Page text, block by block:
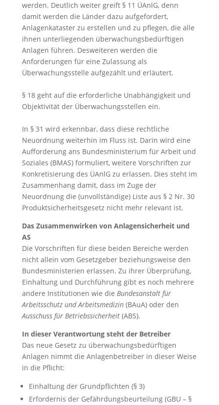
werden. Deutlich weiter greift § 11 ÜAnlG, denn
damit werden die Länder dazu aufgefordert,
Anlagenkataster zu erstellen und zu pflegen, die alle
ihnen unterliegenden überwachungsbedürftigen
Anlagen führen. Desweiteren werden die
Anforderungen für eine Zulassung als
Überwachungsstelle aufgezählt und erläutert.
§ 18 geht auf die erforderliche Unabhängigkeit und
Objektivität der Überwachungsstellen ein.
In § 31 wird erkennbar, dass diese rechtliche
Neuordnung weiterhin im Fluss ist. Darin wird eine
Aufforderung ans Bundesministerium für Arbeit und
Soziales (BMAS) formuliert, weitere Vorschriften zur
Konkretisierung des ÜAnlG zu erlassen. Dies steht im
Zusammenhang damit, dass im Zuge der
Neuordnung die (unvollständige) Liste aus § 2 Nr. 30
Produktsicherheitsgesetz nicht mehr relevant ist.
Das Zusammenwirken von Anlagensicherheit und
AS
Die Vorschriften für diese beiden Bereiche werden
nicht allein vom Gesetzgeber beziehungsweise den
Bundesministerien erlassen. Zu ihrer Überprüfung,
Einhaltung und Durchführung gibt es noch mehrere
andere Institutionen wie die Bundesanstalt für
Arbeitsschutz und Arbeitsmedizin(BAuA) oder den
Ausschuss für Betriebssicherheit(ABS).
In dieser Verantwortung steht der Betreiber
Das neue Gesetz zu überwachungsbedürftigen
Anlagen nimmt die Anlagenbetreiber in dieser Weise
in die Pflicht:
Einhaltung der Grundpflichten (§ 3)
Erfordernis der Gefährdungsbeurteilung (GBU – §